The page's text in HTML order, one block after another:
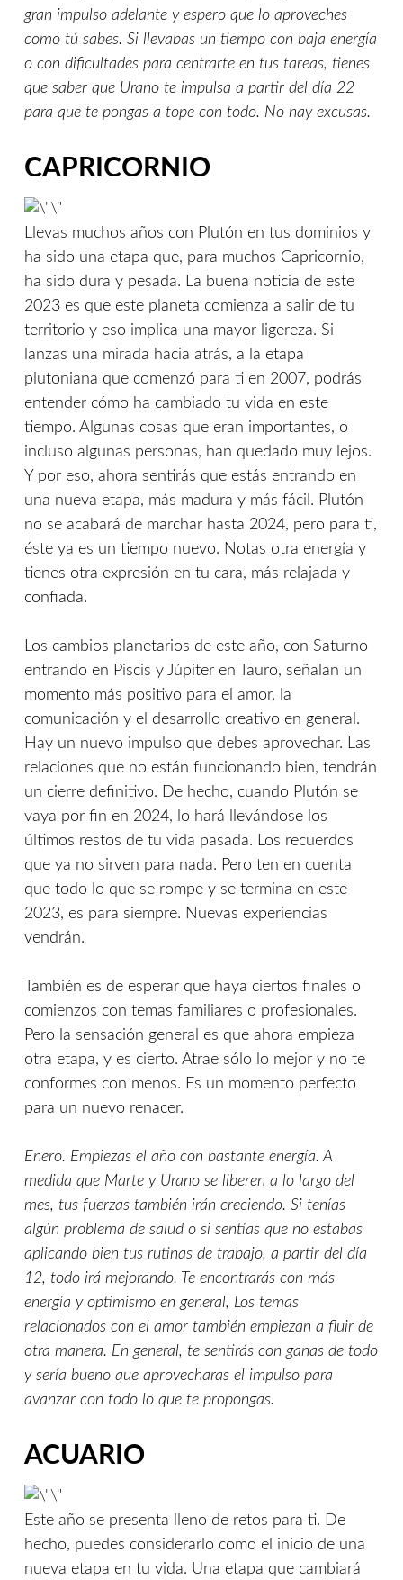
gran impulso adelante y espero que lo aproveches
como tú sabes. Si llevabas un tiempo con baja energía
o con dificultades para centrarte en tus tareas, tienes
que saber que Urano te impulsa a partir del día 22
para que te pongas a tope con todo. No hay excusas.
CAPRICORNIO
Llevas muchos años con Plutón en tus dominios y
ha sido una etapa que, para muchos Capricornio,
ha sido dura y pesada. La buena noticia de este
2023 es que este planeta comienza a salir de tu
territorio y eso implica una mayor ligereza. Si
lanzas una mirada hacia atrás, a la etapa
plutoniana que comenzó para ti en 2007, podrás
entender cómo ha cambiado tu vida en este
tiempo. Algunas cosas que eran importantes, o
incluso algunas personas, han quedado muy lejos.
Y por eso, ahora sentirás que estás entrando en
una nueva etapa, más madura y más fácil. Plutón
no se acabará de marchar hasta 2024, pero para ti,
éste ya es un tiempo nuevo. Notas otra energía y
tienes otra expresión en tu cara, más relajada y
confiada.
Los cambios planetarios de este año, con Saturno
entrando en Piscis y Júpiter en Tauro, señalan un
momento más positivo para el amor, la
comunicación y el desarrollo creativo en general.
Hay un nuevo impulso que debes aprovechar. Las
relaciones que no están funcionando bien, tendrán
un cierre definitivo. De hecho, cuando Plutón se
vaya por fin en 2024, lo hará llevándose los
últimos restos de tu vida pasada. Los recuerdos
que ya no sirven para nada. Pero ten en cuenta
que todo lo que se rompe y se termina en este
2023, es para siempre. Nuevas experiencias
vendrán.
También es de esperar que haya ciertos finales o
comienzos con temas familiares o profesionales.
Pero la sensación general es que ahora empieza
otra etapa, y es cierto. Atrae sólo lo mejor y no te
conformes con menos. Es un momento perfecto
para un nuevo renacer.
Enero. Empiezas el año con bastante energía. A
medida que Marte y Urano se liberen a lo largo del
mes, tus fuerzas también irán creciendo. Si tenías
algún problema de salud o si sentías que no estabas
aplicando bien tus rutinas de trabajo, a partir del día
12, todo irá mejorando. Te encontrarás con más
energía y optimismo en general, Los temas
relacionados con el amor también empiezan a fluir de
otra manera. En general, te sentirás con ganas de todo
y sería bueno que aprovecharas el impulso para
avanzar con todo lo que te propongas.
ACUARIO
Este año se presenta lleno de retos para ti. De
hecho, puedes considerarlo como el inicio de una
nueva etapa en tu vida. Una etapa que cambiará